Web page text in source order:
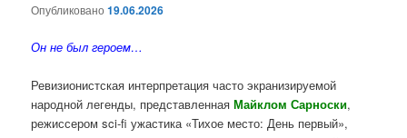
Опубликовано19.06.2026
Он не был героем…
Ревизионистская интерпретация часто экранизируемой
народной легенды, представленнаяМайклом Сарноски,
режиссером sci-fi ужастика «Тихое место: День первый»,